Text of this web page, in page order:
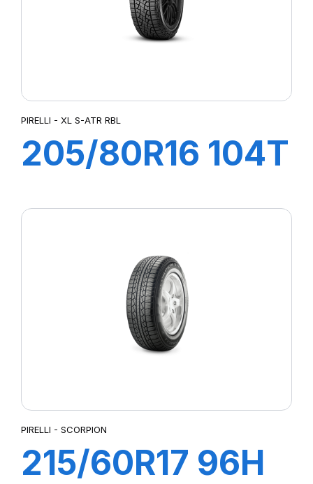
PIRELLI - XL S-ATR RBL
205/80R16 104T
PIRELLI - SCORPION
215/60R17 96H